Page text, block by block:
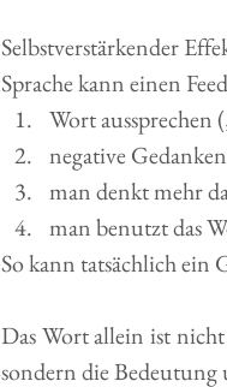
Selbstverstärkender
Sprache kann einen
Wort aussprechen
negative
man denkt mehr
man benutzt das
So kann tatsächlich ein
Das Wort allein ist
sondern die